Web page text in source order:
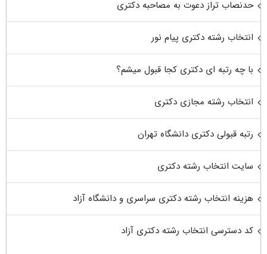
حدنصاب تراز دعوت به مصاحبه دکتری
انتخاب رشته دکتری پیام نور
با چه رتبه ای دکتری کجا قبول میشم؟
انتخاب رشته مجازی دکتری
رتبه قبولی دکتری دانشگاه تهران
سایت انتخاب رشته دکتری
هزینه انتخاب رشته دکتری سراسری و دانشگاه آزاد
کد دسترسی انتخاب رشته دکتری آزاد